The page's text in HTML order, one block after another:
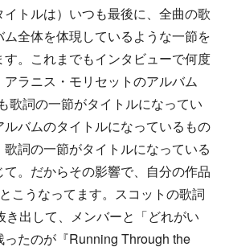
トルは）いつも最後に、全曲の歌
全体を体現しているような一節を
。これまでもインタビューで何度
ラニス・モリセットのアルバム
歌詞の一節がタイトルになってい
バムのタイトルになっているもの
詞の一節がタイトルになっている
。だからその影響で、自分の作品
こうなってます。スコットの歌詞
き出して、メンバーと「どれがい
たのが『Running Through the